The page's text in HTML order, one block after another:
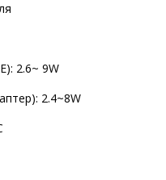
2.6~ 9W
2.4~8W